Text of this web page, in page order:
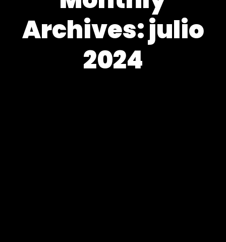
Archives: julio
2024